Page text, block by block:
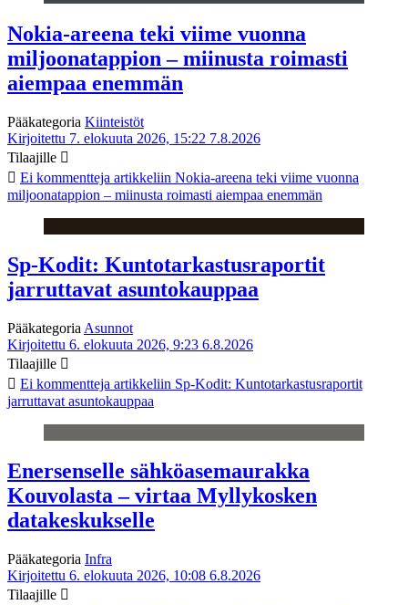
Nokia-areena teki viime vuonna
miljoonatappion – miinusta roimasti
aiempaa enemmän
Pääkategoria Kiinteistöt
Kirjoitettu 7. elokuuta 2026, 15:22 7.8.2026
Tilaajille
Ei kommentteja artikkeliin Nokia-areena teki viime vuonna
miljoonatappion – miinusta roimasti aiempaa enemmän
Sp-Kodit: Kuntotarkastusraportit
jarruttavat asuntokauppaa
Pääkategoria Asunnot
Kirjoitettu 6. elokuuta 2026, 9:23 6.8.2026
Tilaajille
Ei kommentteja artikkeliin Sp-Kodit: Kuntotarkastusraportit
jarruttavat asuntokauppaa
Enersenselle sähköasemaurakka
Kouvolasta – virtaa Myllykosken
datakeskukselle
Pääkategoria Infra
Kirjoitettu 6. elokuuta 2026, 10:08 6.8.2026
Tilaajille